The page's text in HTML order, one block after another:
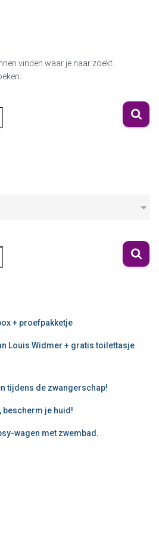
vinden waar je naar zoekt.
+ proefpakketje
Louis Widmer + gratis toilettasje
tijdens de zwangerschap!
bescherm je huid!
wagen met zwembad.